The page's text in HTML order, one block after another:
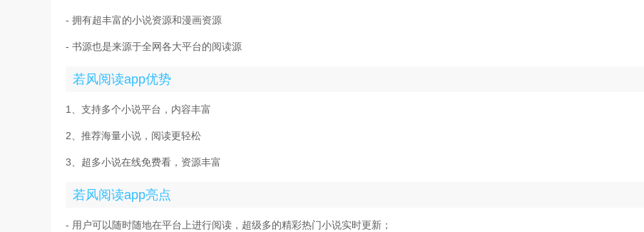
- 拥有超丰富的小说资源和漫画资源
- 书源也是来源于全网各大平台的阅读源
若风阅读app优势
1、支持多个小说平台，内容丰富
2、推荐海量小说，阅读更轻松
3、超多小说在线免费看，资源丰富
若风阅读app亮点
- 用户可以随时随地在平台上进行阅读，超级多的精彩热门小说实时更新；